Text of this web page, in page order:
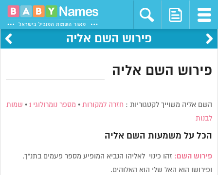
פירוש השם אליה
פירוש השם אליה
השם אליה משוייך לקטגוריות : חזרה למקורות • מספר נומרולוגי 1 • שמות
לבנות
הכל על משמעות השם אליה
פירוש השם: זהו כינוי לאליהו הנביא המופיע מספר פעמים בתנ”ך.
ופירושו הוא האל שלי הוא האלוהים.